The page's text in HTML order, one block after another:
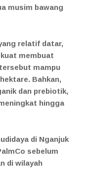
musim bawang
relatif datar,
membuat
mampu
Bahkan,
dan prebiotik,
hingga
di Nganjuk
sebelum
di wilayah